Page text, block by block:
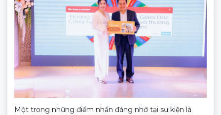
Một trong những điểm nhấn đáng nhớ tại sự kiện là